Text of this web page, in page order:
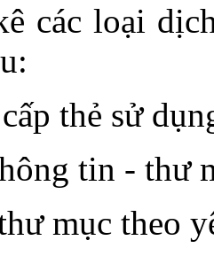
các loại
thẻ sử
tin - thư
mục theo